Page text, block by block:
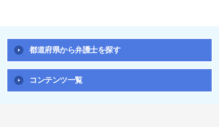
都道府県から弁護士を探す
コンテンツ一覧